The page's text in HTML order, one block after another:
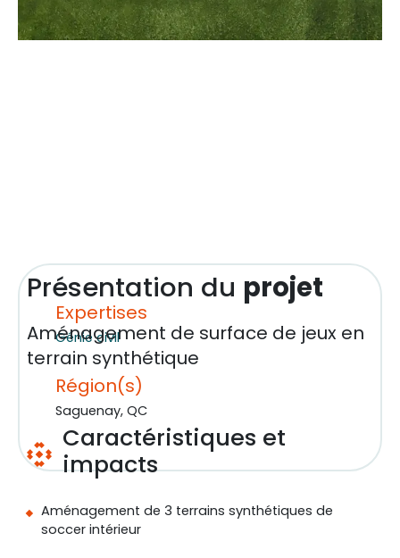
Présentation du projet
Aménagement de surface de jeux en
terrain synthétique
Caractéristiques et
impacts
Aménagement de 3 terrains synthétiques de
soccer intérieur
Expertises
Génie civil
Région(s)
Saguenay, QC